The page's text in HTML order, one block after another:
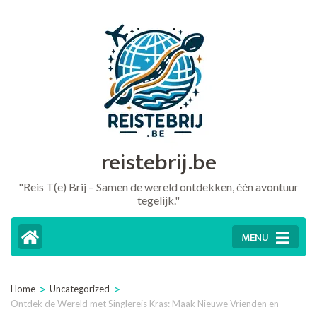
reistebrij.be
"Reis T(e) Brij – Samen de wereld ontdekken, één avontuur
tegelijk."
MENU
Home > Uncategorized >
Ontdek de Wereld met Singlereis Kras: Maak Nieuwe Vrienden en